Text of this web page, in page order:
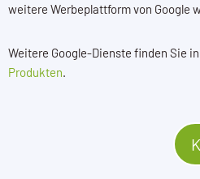
weitere Werbeplattform von Google
Weitere Google-Dienste finden Sie
Produkten.